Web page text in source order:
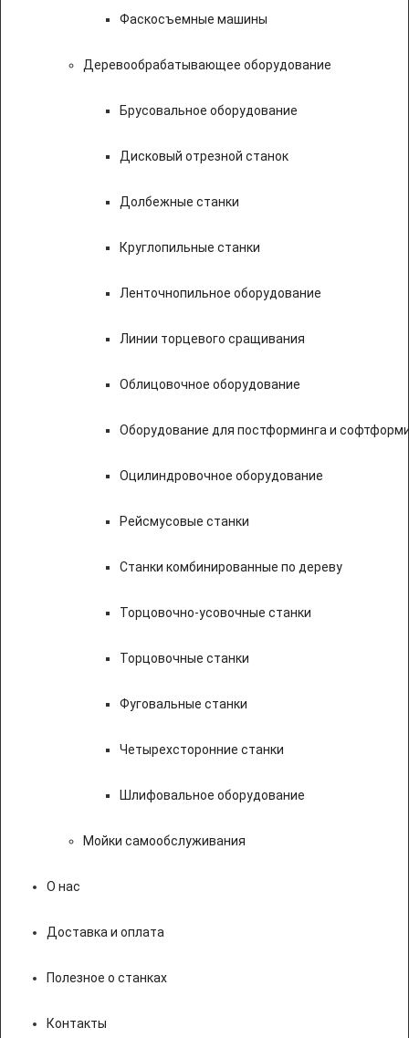
Фаскосъемные машины
Деревообрабатывающее оборудование
Брусовальное оборудование
Дисковый отрезной станок
Долбежные станки
Круглопильные станки
Ленточнопильное оборудование
Линии торцевого сращивания
Облицовочное оборудование
Оборудование для постформинга и
Оцилиндровочное оборудование
Рейсмусовые станки
Станки комбинированные по дереву
Торцовочно-усовочные станки
Торцовочные станки
Фуговальные станки
Четырехсторонние станки
Шлифовальное оборудование
Мойки самообслуживания
О нас
Доставка и оплата
Полезное о станках
Контакты